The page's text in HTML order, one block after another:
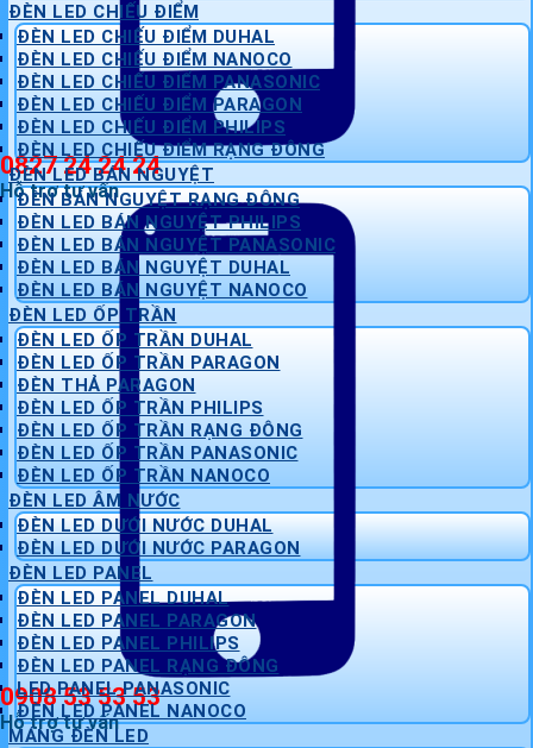
0827 24 24 24
Hỗ trợ tư vấn
0908 53 53 53
Hỗ trợ tư vấn
ĐÈN LED CHIẾU ĐIỂM
ĐÈN LED CHIẾU ĐIỂM DUHAL
ĐÈN LED CHIẾU ĐIỂM NANOCO
ĐÈN LED CHIẾU ĐIỂM PANASONIC
ĐÈN LED CHIẾU ĐIỂM PARAGON
ĐÈN LED CHIẾU ĐIỂM PHILIPS
ĐÈN LED CHIẾU ĐIỂM RẠNG ĐÔNG
ĐÈN LED BÁN NGUYỆT
ĐÈN BÁN NGUYỆT RẠNG ĐÔNG
ĐÈN LED BÁN NGUYỆT PHILIPS
ĐÈN LED BÁN NGUYỆT PANASONIC
ĐÈN LED BÁN NGUYỆT DUHAL
ĐÈN LED BÁN NGUYỆT NANOCO
ĐÈN LED ỐP TRẦN
ĐÈN LED ỐP TRẦN DUHAL
ĐÈN LED ỐP TRẦN PARAGON
ĐÈN THẢ PARAGON
ĐÈN LED ỐP TRẦN PHILIPS
ĐÈN LED ỐP TRẦN RẠNG ĐÔNG
ĐÈN LED ỐP TRẦN PANASONIC
ĐÈN LED ỐP TRẦN NANOCO
ĐÈN LED ÂM NƯỚC
ĐÈN LED DƯỚI NƯỚC DUHAL
ĐÈN LED DƯỚI NƯỚC PARAGON
ĐÈN LED PANEL
ĐÈN LED PANEL DUHAL
ĐÈN LED PANEL PARAGON
ĐÈN LED PANEL PHILIPS
ĐÈN LED PANEL RẠNG ĐÔNG
LED PANEL PANASONIC
ĐÈN LED PANEL NANOCO
MÁNG ĐÈN LED